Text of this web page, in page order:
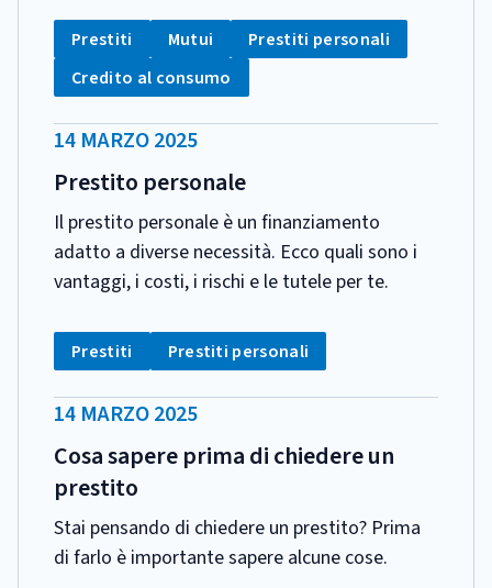
CATEGORIA:
Tag:
Prestiti Tag:
Mutui Tag:
Prestiti personali
Tag:
Credito al consumo
DATA
PUBBLICAZIONE:
14 MARZO 2025
Prestito personale
Il prestito personale è un finanziamento
adatto a diverse necessità. Ecco quali sono i
vantaggi, i costi, i rischi e le tutele per te.
CATEGORIA:
Tag:
Prestiti Tag:
Prestiti personali
DATA
PUBBLICAZIONE:
14 MARZO 2025
Cosa sapere prima di chiedere un
prestito
Stai pensando di chiedere un prestito? Prima
di farlo è importante sapere alcune cose.